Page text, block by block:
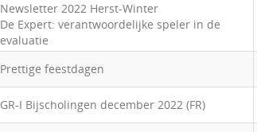
Newsletter 2022 Herst-Winter
De Expert: verantwoordelijke speler in de
evaluatie
Prettige feestdagen
GR-I Bijscholingen december 2022 (FR)